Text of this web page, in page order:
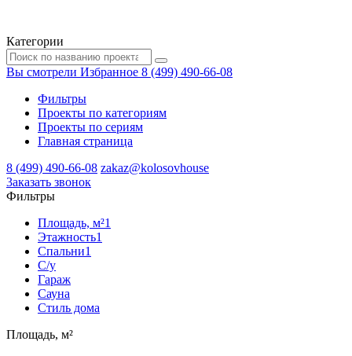
Категории
Вы смотрели Избранное 8 (499) 490-66-08
Фильтры
Проекты по категориям
Проекты по сериям
Главная страница
8 (499) 490-66-08 zakaz@kolosovhouse
3аказать звонок
Фильтры
Площадь, м²1
Этажность1
Спальни1
С/у
Гараж
Сауна
Стиль дома
Площадь, м²